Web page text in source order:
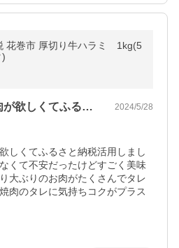
花巻市 厚切り牛ハラミ 1kg(5
バーベキュー用のお肉が欲しくてふるさと… 2024/5/28
しくてふるさと納税活用しまし
くて不安だったけどすごく美味
大ぶりのお肉がたくさんでタレ
肉のタレに気持ちコクがプラス